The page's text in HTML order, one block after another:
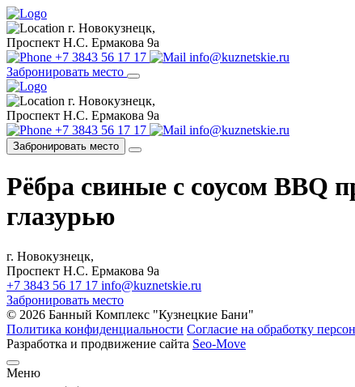
г. Новокузнецк,
Проспект Н.С. Ермакова 9а
+7 3843 56 17 17
info@kuznetskie.ru
Забронировать место
г. Новокузнецк,
Проспект Н.С. Ермакова 9а
+7 3843 56 17 17
info@kuznetskie.ru
Забронировать место
Рёбра свиные с соусом BBQ
глазурью
г. Новокузнецк,
Проспект Н.С. Ермакова 9а
+7 3843 56 17 17 info@kuznetskie.ru
Забронировать место
© 2026 Банный Комплекс "Кузнецкие Бани"
Политика конфиденциальности Согласие на обработку
Разработка и продвижение сайта Seo-Move
Меню